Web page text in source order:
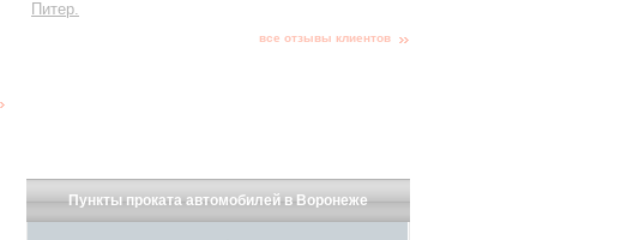
Питер.
все отзывы клиентов
Пункты проката автомобилей в Воронеже